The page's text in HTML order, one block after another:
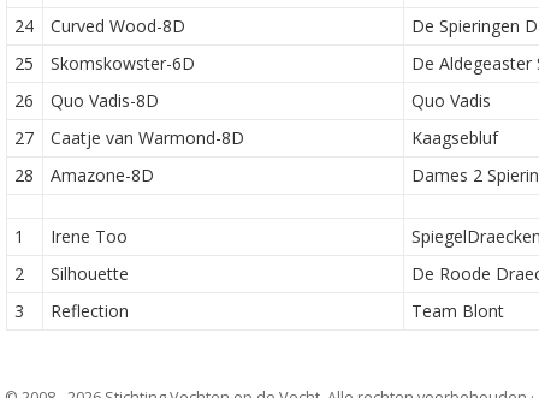
24
Curved Wood-8D
De Spieringen
25
Skomskowster-6D
De Aldegeaster
26
Quo Vadis-8D
Quo Vadis
27
Caatje van Warmond-8D
Kaagsebluf
28
Amazone-8D Dames 2
1 Irene Too
2
Silhouette
De Roode
3
Reflection Team Blont